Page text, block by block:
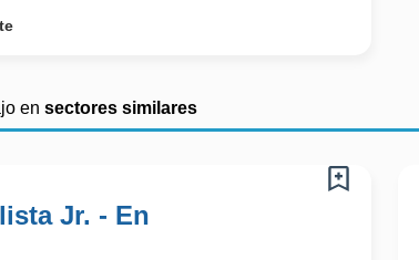
en sectores similares
Jr. - En